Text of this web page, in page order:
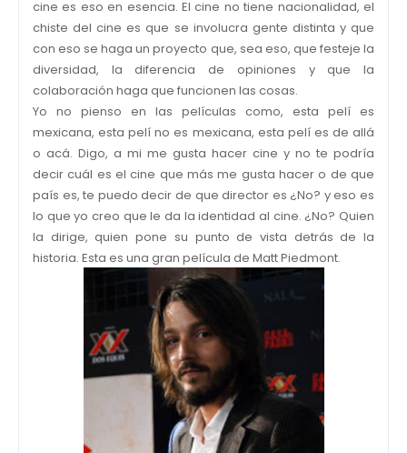
cine es eso en esencia. El cine no tiene nacionalidad, el
chiste del cine es que se involucra gente distinta y que
con eso se haga un proyecto que, sea eso, que festeje la
diversidad, la diferencia de opiniones y que la
colaboración haga que funcionen las cosas.
Yo no pienso en las películas como, esta pelí es
mexicana, esta pelí no es mexicana, esta pelí es de allá
o acá. Digo, a mi me gusta hacer cine y no te podría
decir cuál es el cine que más me gusta hacer o de que
país es, te puedo decir de que director es ¿No? y eso es
lo que yo creo que le da la identidad al cine. ¿No? Quien
la dirige, quien pone su punto de vista detrás de la
historia. Esta es una gran película de Matt Piedmont.